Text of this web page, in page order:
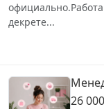
декрете...
26